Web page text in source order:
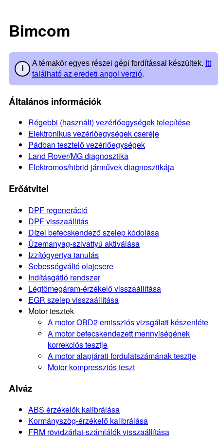
Bimcom
A témakör egyes részei gépi fordítással készültek. Itt
található az eredeti angol verzió.
Általános információk
Régebbi (használt) vezérlőegységek telepítése
Elektronikus vezérlőegységek cseréje
Pádban tesztelő vezérlőegységek
Land Rover/MG diagnosztika
Elektromos/hibrid járművek diagnosztikája
Erőátvitel
DPF regeneráció
DPF visszaállítás
Dízel befecskendező szelep kódolása
Üzemanyag-szivattyú aktiválása
Izzítógyertya tanulás
Sebességváltó olajcsere
Indításgátló rendszer
Légtömegáram-érzékelő visszaállítása
EGR szelep visszaállítása
Motor tesztek
A motor OBD2 emissziós vizsgálati készenléte
A motor befecskendezett mennyiségének
korrekciós tesztje
A motor alapjárati fordulatszámának tesztje
Motor kompressziós teszt
Alváz
ABS érzékelők kalibrálása
Kormányszög-érzékelő kalibrálása
FRM rövidzárlat-számlálók visszaállítása